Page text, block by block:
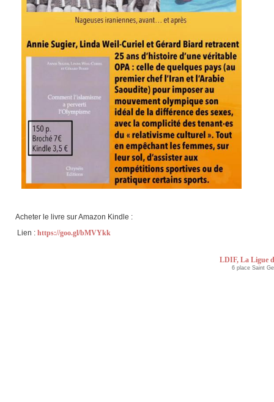
Acheter le livre sur Amazon Kindle :
Lien : https://goo.gl/bMVYkk
LDIF, La Ligue
6 place Saint